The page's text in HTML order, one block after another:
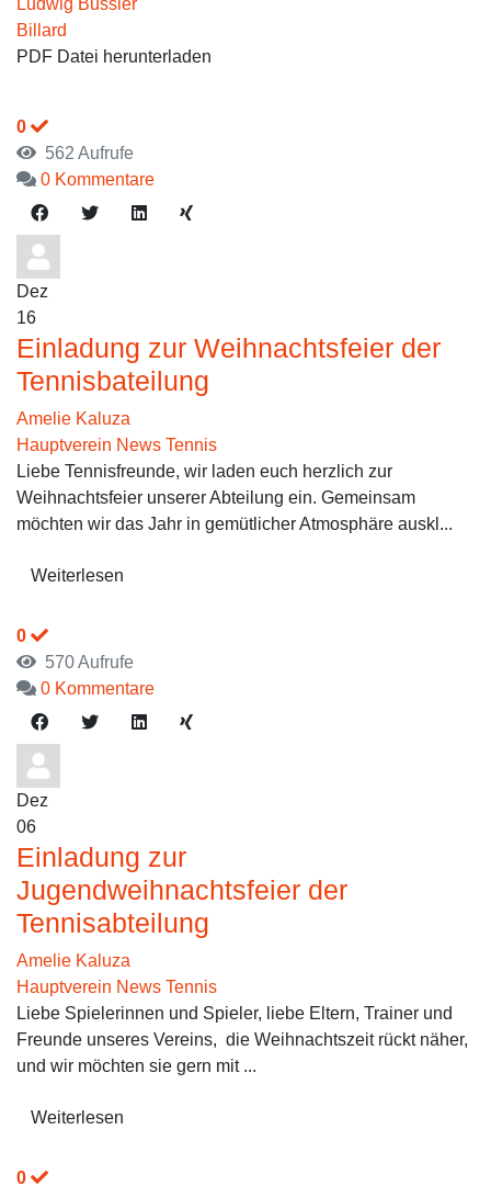
Ludwig Bussler
Billard
PDF Datei herunterladen
0
562 Aufrufe
0 Kommentare
Dez
16
Einladung zur Weihnachtsfeier der
Tennisbateilung
Amelie Kaluza
Hauptverein News Tennis
Liebe Tennisfreunde, wir laden euch herzlich zur
Weihnachtsfeier unserer Abteilung ein. Gemeinsam
möchten wir das Jahr in gemütlicher Atmosphäre auskl...
Weiterlesen
0
570 Aufrufe
0 Kommentare
Dez
06
Einladung zur
Jugendweihnachtsfeier der
Tennisabteilung
Amelie Kaluza
Hauptverein News Tennis
Liebe Spielerinnen und Spieler, liebe Eltern, Trainer und
Freunde unseres Vereins, die Weihnachtszeit rückt näher,
und wir möchten sie gern mit ...
Weiterlesen
0